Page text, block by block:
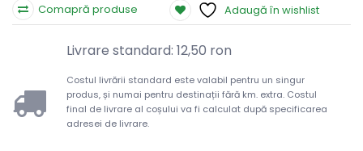
Comapră produse Adaugă în wishlist
Livrare standard: 12,50 ron
Costul livrării standard este valabil pentru un singur
produs, și numai pentru destinații fără km. extra. Costul
final de livrare al coșului va fi calculat după specificarea
adresei de livrare.